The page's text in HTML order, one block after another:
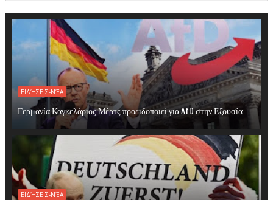
ΕΙΔΉΣΕΙΣ-ΝΈΑ
Γερμανία Καγκελάριος Μέρτς προειδοποιεί για AfD στην Εξουσία
ΕΙΔΉΣΕΙΣ-ΝΈΑ